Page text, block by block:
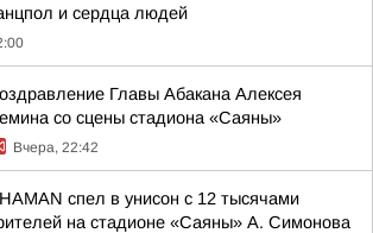
и сердца людей
Главы Абакана Алексея
со сцены стадиона «Саяны»
Вчера, 22:42
спел в унисон с 12 тысячами
на стадионе «Саяны» А. Симонова